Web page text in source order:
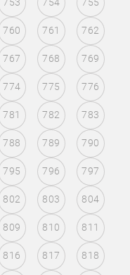
753 754 755
760 761 762
767 768 769
774 775 776
781 782 783
788 789 790
795 796 797
802 803 804
809 810 811
816 817 818